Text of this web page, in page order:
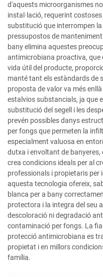
d'aquests microorganismes
instal·lació, requerint
substitució que interrompen
pressupostos de
bany elimina aquestes
antimicrobiana proactiva,
vida útil del producte,
manté tant els estàndards de
proposta de valor va més
estalvios substancials, ja que
substitució del segell i les
prevén possibles danys
per fongs que permeten la
especialment valuosa en
dutxa i envoltant de
crea condicions ideals per al
professionals i propietaris per
aquesta tecnologia ofereix,
blanca per a bany
protectora i la integra del seu
descoloració ni degradació
contaminació per fongs. La
protecció antimicrobiana es
propietat i en millors
família.